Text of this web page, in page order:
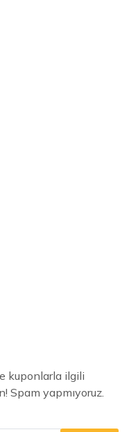
kuponlarla ilgili
Spam yapmıyoruz.